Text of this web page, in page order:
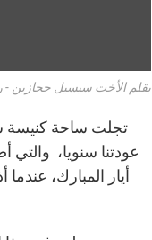
بقلم الأخت سيسيل حجازين -
عودتنا سنويا،
أيار المبارك،